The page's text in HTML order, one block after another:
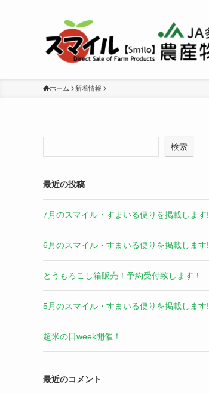
ホーム 新着情報
検索
最近の投稿
7月のスマイル・すまいる便りを掲載します!
6月のスマイル・すまいる便りを掲載します!
とうもろこし箱販売！予約受付致します！
5月のスマイル・すまいる便りを掲載します!
超米の日week開催！
最近のコメント